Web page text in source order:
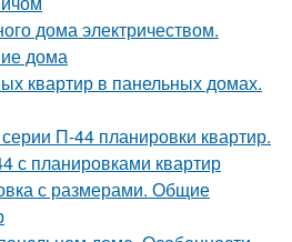
дома электричеством.
дома
квартир в панельных домах.
П-44 планировки квартир.
с планировками квартир
с размерами. Общие